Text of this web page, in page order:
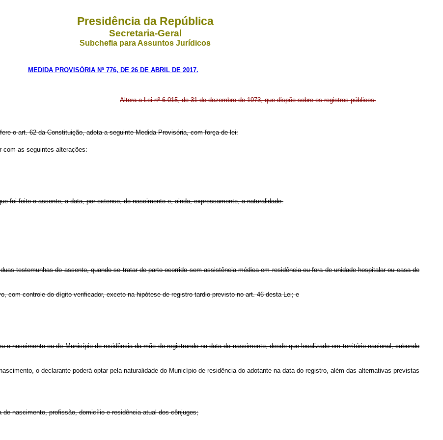
Presidência da República
Secretaria-Geral
Subchefia para Assuntos Jurídicos
MEDIDA PROVISÓRIA Nº 776, DE 26 DE ABRIL DE 2017.
Altera a Lei nº 6.015, de 31 de dezembro de 1973, que dispõe sobre os registros públicos.
o art. 62 da Constituição, adota a seguinte Medida Provisória, com força de lei:
com as seguintes alterações:
foi feito o assento, a data, por extenso, do nascimento e, ainda, expressamente, a naturalidade.
testemunhas do assento, quando se tratar de parto ocorrido sem assistência médica em residência ou fora de unidade hospitalar ou casa de
com controle do dígito verificador, exceto na hipótese de registro tardio previsto no art. 46 desta Lei; e
o nascimento ou do Município de residência da mãe do registrando na data do nascimento, desde que localizado em território nacional, cabendo
o declarante poderá optar pela naturalidade do Município de residência do adotante na data do registro, além das alternativas previstas
nascimento, profissão, domicílio e residência atual dos cônjuges;